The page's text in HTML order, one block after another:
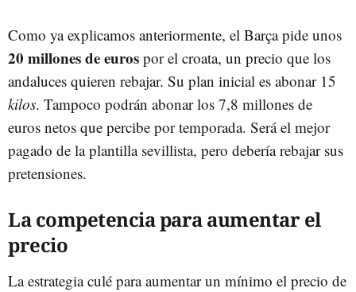
Como ya explicamos anteriormente, el Barça pide unos
20 millones de euros por el croata, un precio que los
andaluces quieren rebajar. Su plan inicial es abonar 15
kilos. Tampoco podrán abonar los 7,8 millones de
euros netos que percibe por temporada. Será el mejor
pagado de la plantilla sevillista, pero debería rebajar sus
pretensiones.
La competencia para aumentar el
precio
La estrategia culé para aumentar un mínimo el precio de